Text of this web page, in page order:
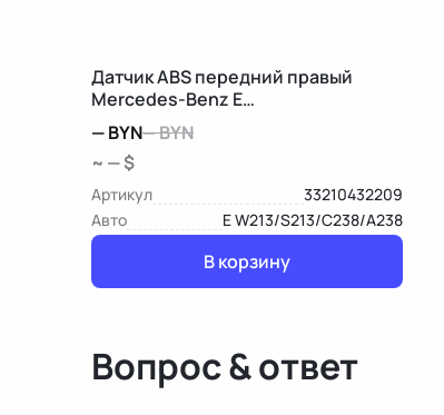
Датчик ABS передний правый
Mercedes-Benz E
W213/S213/C238/A238
—BYN—BYN
~ — $
Артикул
33210432209
Авто
E W213/S213/C238/A238
В корзину
Вопрос & ответ